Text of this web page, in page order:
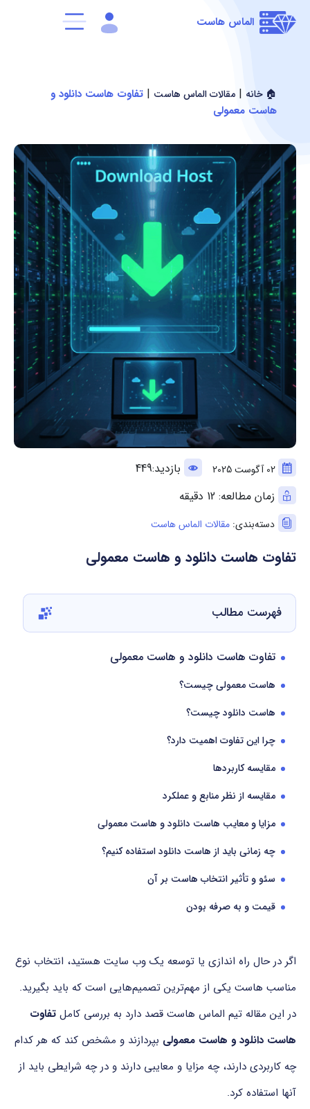
الماس هاست
🏠 خانه | مقالات الماس هاست | تفاوت هاست دانلود و
هاست معمولی
02 آگوست 2025
بازدید:449
زمان مطالعه: 12 دقیقه
دسته‌بندی: مقالات الماس هاست
تفاوت هاست دانلود و هاست معمولی
فهرست مطالب
تفاوت هاست دانلود و هاست معمولی
هاست معمولی چیست؟
هاست دانلود چیست؟
چرا این تفاوت اهمیت دارد؟
مقایسه کاربردها
مقایسه از نظر منابع و عملکرد
مزایا و معایب هاست دانلود و هاست معمولی
چه زمانی باید از هاست دانلود استفاده کنیم؟
سئو و تأثیر انتخاب هاست بر آن
قیمت و به صرفه بودن
اگر در حال راه اندازی یا توسعه یک وب سایت هستید، انتخاب نوع
مناسب هاست یکی از مهم‌ترین تصمیم‌هایی است که باید بگیرید.
در این مقاله تیم الماس هاست قصد دارد به بررسی کامل تفاوت
هاست دانلود و هاست معمولی بپردازند و مشخص کند که هر کدام
چه کاربردی دارند، چه مزایا و معایبی دارند و در چه شرایطی باید از
آنها استفاده کرد.